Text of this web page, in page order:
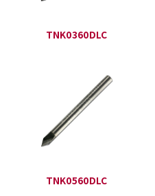
TNK0360DLC
TNK0560DLC